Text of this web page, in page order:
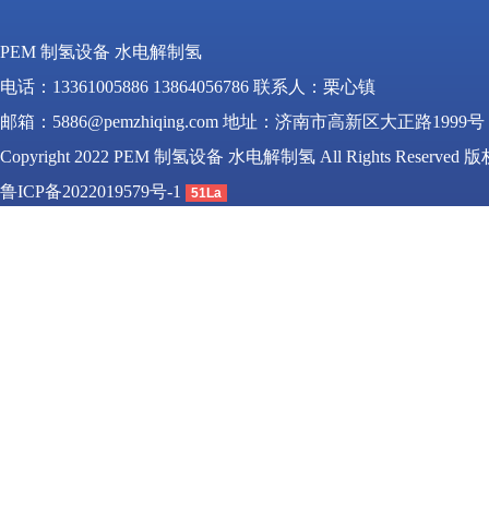
PEM 制氢设备 水电解制氢
电话：13361005886 13864056786 联系人：栗心镇
邮箱：5886@pemzhiqing.com 地址：济南市高新区大正路1999号
Copyright 2022 PEM 制氢设备 水电解制氢 All Rights Reserved 版
鲁ICP备2022019579号-1
51La